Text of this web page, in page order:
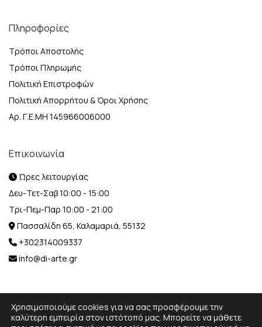
Πληροφορίες
Τρόποι Αποστολής
Τρόποι Πληρωμής
Πολιτική Επιστροφών
Πολιτική Απορρήτου & Όροι Χρήσης
Αρ. Γ.Ε.ΜΗ 145966006000
Επικοινωνία
Ώρες λειτουργίας
Δευ-Τετ-Σαβ 10:00 - 15:00
Τρι-Πεμ-Παρ 10:00 - 21:00
Πασσαλίδη 65, Καλαμαριά, 55132
+302314009337
info@di-arte.gr
Χρησιμοποιούμε cookies για να σας προσφέρουμε την
καλύτερη εμπειρία στον ιστότοπό μας. Μπορείτε να μάθετε